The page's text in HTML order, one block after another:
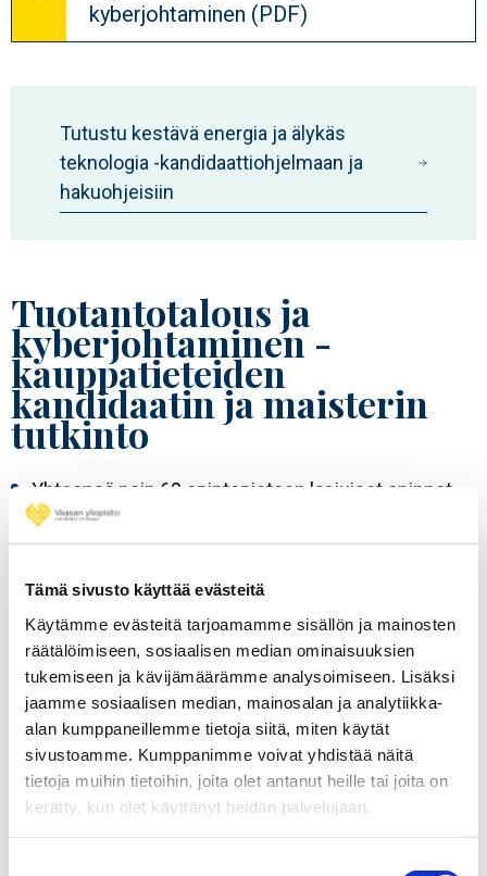
Tämä sivusto käyttää evästeitä
Käytämme evästeitä tarjoamamme sisällön ja mainosten
räätälöimiseen, sosiaalisen median ominaisuuksien
tukemiseen ja kävijämäärämme analysoimiseen. Lisäksi
jaamme sosiaalisen median, mainosalan ja analytiikka-
alan kumppaneillemme tietoja siitä, miten käytät
sivustoamme. Kumppanimme voivat yhdistää näitä
tietoja muihin tietoihin, joita olet antanut heille tai joita on
kerätty, kun olet käyttänyt heidän palvelujaan.
kyberjohtaminen (PDF)
Tutustu kestävä energia ja älykäs
teknologia -kandidaattiohjelmaan ja
hakuohjeisiin
Tuotantotalous ja
kyberjohtaminen -
kauppatieteiden
kandidaatin ja maisterin
tutkinto
Yhteensä noin 60 opintopisteen laajuiset opinnot
Yhdessä aineessa (suunniteltu opintosuunta;
30 opintopisteen laajuiset opinnot.
Opintosuunnan opinnot tulee olla suoritettuna
vähintään arvosanalla 3.
Opintosuunnan (perus- ja aineopintoja) opintojen
lisäksi hakijalla tulee olla myös muita suorituksia,
joiden tulee olla rakenteeltaan ja sisällöltään
kauppatieteiden kandidaatin tutkintoon sopivia.
Opiskelijalla tulee olla suoritettuna myös